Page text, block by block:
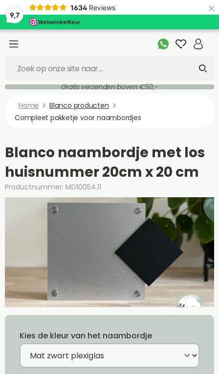
9,7
1634 Reviews ×
Gratis verzenden boven €50,-
Home
Blanco producten
Compleet pakketje voor naambordjes
Blanco naambordje met los
huisnummer 20cm x 20 cm
Productnummer: MD10054.11
Kies de kleur van het naambordje